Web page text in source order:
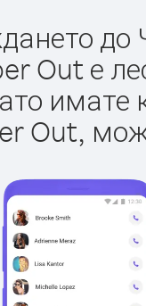
до
Out е
имате
Out,